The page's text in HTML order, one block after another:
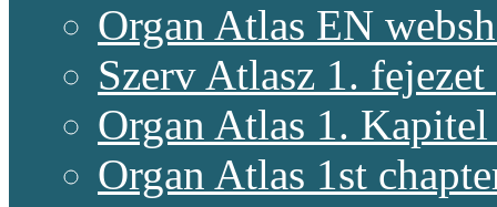
Organ Atlas EN
Szerv Atlasz 1.
Organ Atlas 1.
Organ Atlas 1st